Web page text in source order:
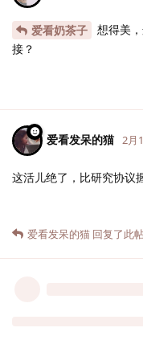
爱看奶茶子
想得美
接？
爱看发呆的猫 2月
这活儿绝了，比研究协议
爱看发呆的猫 回复了此